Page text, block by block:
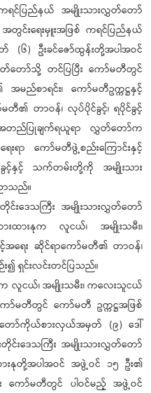
ရင်ပြည်နယ် အမျိုးသားလွှတ်တော်
င်းရေးမှူးအဖြစ် ကရင်ပြည်နယ်
၆) ဦးခင်ဇော်ထွန်းတို့အပါအဝင်
ော်သို့ တင်ပြပြီး ကော်မတီတွင်
အမည်စာရင်း၊ ကော်မတီဥက္ကဋ္ဌနှင့်
တီ၏ တာဝန်၊ လုပ်ပိုင်ခွင့်၊ ရပိုင်ခွင့်
ပြုချက်ရယူရာ လွှတ်တော်က
ရာ ကော်မတီဖွဲ့စည်းကြောင်းနှင့်
င့်နှင့် သက်တမ်းတို့ကို အမျိုးသား
သည်။
းဒေသကြီး အမျိုးသားလွှတ်တော်
ားနုက လူငယ်၊ အမျိုးသမီး၊
ေး ဆိုင်ရာကော်မတီ၏ တာဝန်၊
၍ ရှင်းလင်းတင်ပြသည်။
လူငယ်၊ အမျိုးသမီး၊ ကလေးသူငယ်
ာ်မတီတွင် ကော်မတီ ဥက္ကဋ္ဌအဖြစ်
တော်ကိုယ်စားလှယ်အမှတ် (၉) ဒေါ်
တိုင်းဒေသကြီး အမျိုးသားလွှတ်တော်
နုတို့အပါအဝင် အဖွဲ့ဝင် ၁၅ ဦး၏
ကော်မတီတွင် ပါဝင်မည့် အဖွဲ့ဝင်